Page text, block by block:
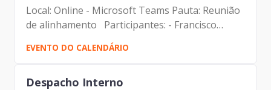
Local: Online - Microsoft Teams Pauta: Reunião
de alinhamento Participantes: - Francisco
Forbes – Presidente | Prodam-SP -
André Guilherme - Gerente de Comunicação
Institucional | Prodam-SP
EVENTO DO CALENDÁRIO
Despacho Interno